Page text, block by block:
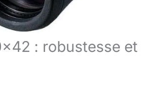
: robustesse et